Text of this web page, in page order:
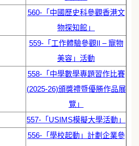
560-「中國歷史科參觀香港文
物探知館」
559-「工作體驗參觀II – 寵物
美容」活動
558-「中學數學專題習作比賽
(2025-26)頒獎禮暨優勝作品展
覽」
557-「USIMS模擬大學活動」
556-「學校起動」計劃企業參